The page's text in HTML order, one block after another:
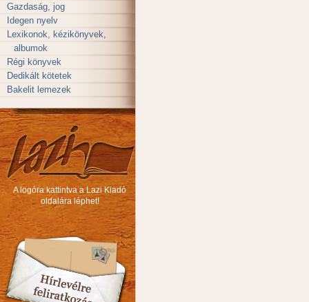
Gazdaság, jog
Idegen nyelv
Lexikonok, kézikönyvek,
albumok
Régi könyvek
Dedikált kötetek
Bakelit lemezek
A logóra kattintva a Lazi Kiadó
oldalára léphet!